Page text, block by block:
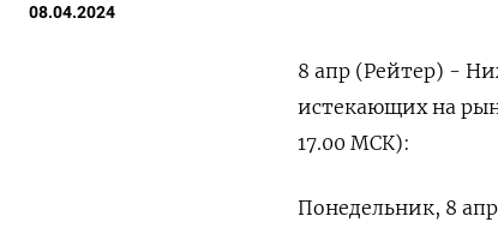
08.04.2024
8 апр (Рейтер) -
истекающих на
17.00 МСК):
Понедельник, 8